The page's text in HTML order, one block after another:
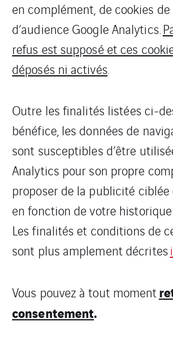
en complément, de cookies
d’audience Google Analytics.
refus est supposé et ces
déposés ni activés.
Outre les finalités listées ci-
bénéfice, les données de
sont susceptibles d’être
Analytics pour son propre
proposer de la publicité
en fonction de votre
Les finalités et conditions de
sont plus amplement décrites
Vous pouvez à tout moment
consentement.